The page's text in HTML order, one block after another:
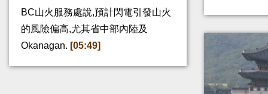
BC山火服務處說,預計閃電引發山火
的風險偏高,尤其省中部內陸及
Okanagan. [05:49]